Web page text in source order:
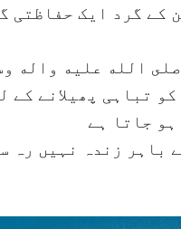
کے گرد ایک حفاظتی
الله عليه واله
تباہی پھیلانے کے
جاتا ہے
باہر زندہ نہیں رہ